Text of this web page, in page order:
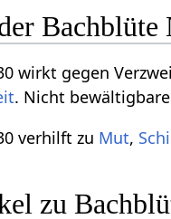
Bachblüte
wirkt gegen
. Nicht
verhilft zu Mut,
zu